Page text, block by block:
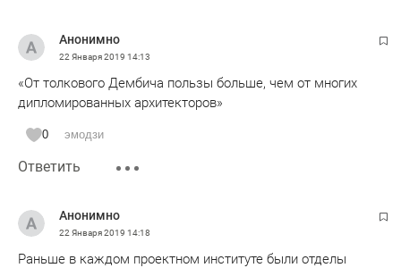
Анонимно
22 Января 2019 14:13
«От толкового Дембича пользы больше, чем от многих
дипломированных архитекторов»
0 эмодзи
Ответить
Анонимно
22 Января 2019 14:18
Раньше в каждом проектном институте были отделы